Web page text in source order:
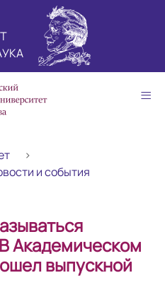
и события
Академическом
выпускной
≡